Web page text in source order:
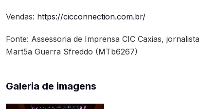
Vendas: https://cicconnection.com.br/
Fonte: Assessoria de Imprensa CIC Caxias, jornalista
Mart5a Guerra Sfreddo (MTb6267)
Galeria de imagens